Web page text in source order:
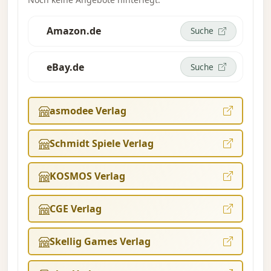
Horror: The Card Game“-Grundspiels
erforderlich. Diese Erweiterung wird über die
hauseigene Produktion von FFG bereitgestellt.
Amazon.de Suche
eBay.de Suche
asmodee Verlag
Schmidt Spiele Verlag
KOSMOS Verlag
CGE Verlag
Skellig Games Verlag